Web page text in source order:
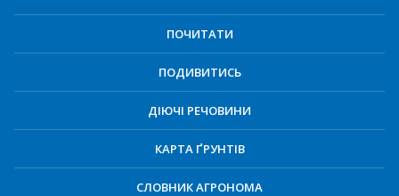
ПОЧИТАТИ
ПОДИВИТИСЬ
ДІЮЧІ РЕЧОВИНИ
КАРТА ҐРУНТІВ
СЛОВНИК АГРОНОМА